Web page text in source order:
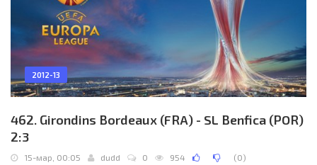
2012-13
462. Girondins Bordeaux (FRA) - SL Benfica (POR)
2:3
15-мар, 00:05 dudd 0 954 (0)